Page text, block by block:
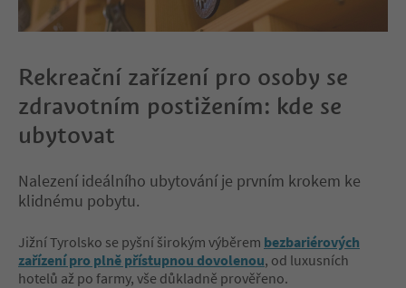
Rekreační zařízení pro osoby se
zdravotním postižením: kde se
ubytovat
Nalezení ideálního ubytování je prvním krokem ke
klidnému pobytu.
Jižní Tyrolsko se pyšní širokým výběrem bezbariérových
zařízení pro plně přístupnou dovolenou, od luxusních
hotelů až po farmy, vše důkladně prověřeno.